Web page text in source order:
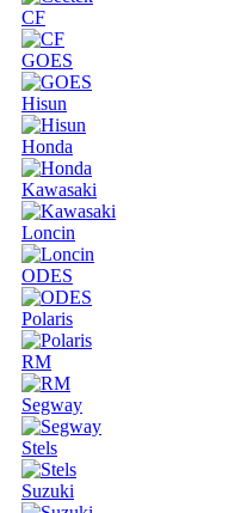
CF
GOES
Hisun
Honda
Kawasaki
Loncin
ODES
Polaris
RM
Segway
Stels
Suzuki